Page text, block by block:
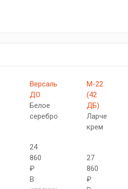
Версаль
ДО
Белое
серебро
24
860
₽
В
М-22
(42
ДБ)
Ларче
крем
27
860
₽